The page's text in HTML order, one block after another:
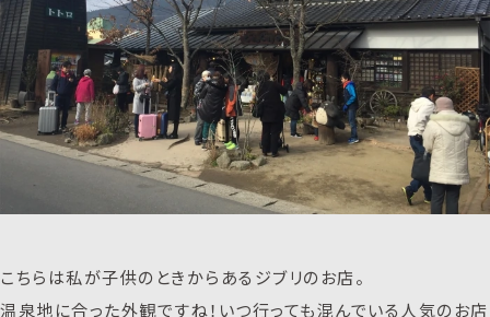
こちらは私が子供のときからあるジブリのお店。
温泉地に合った外観ですね！いつ行っても混んでいる人気のお店